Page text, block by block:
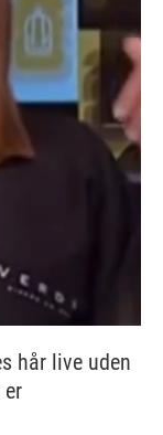
hår live uden